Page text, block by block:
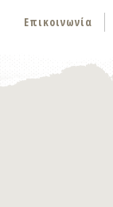
Επικοινωνία